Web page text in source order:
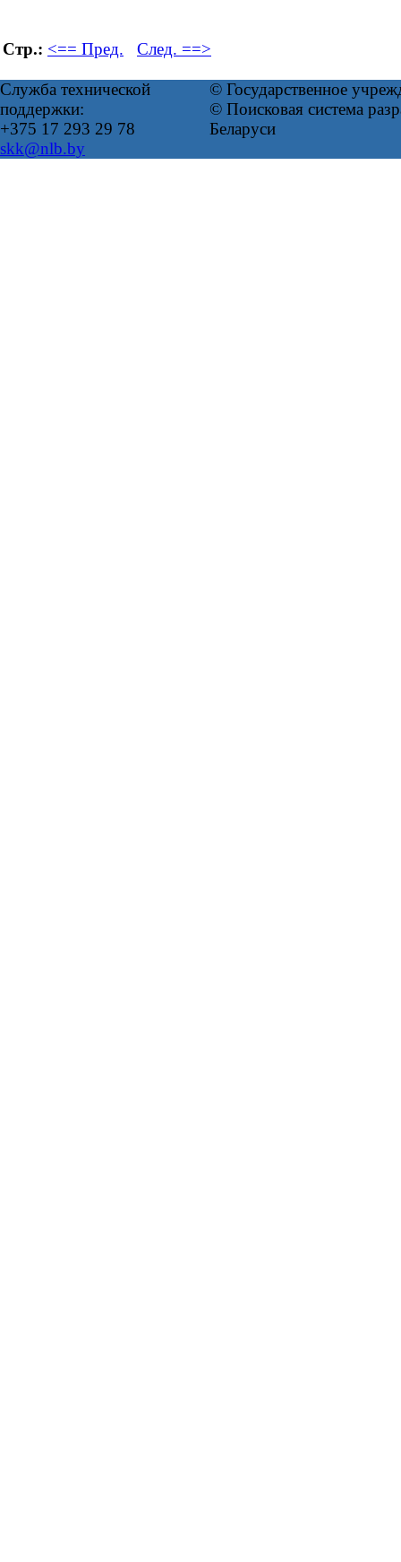
Стр.: <== Пред. След. ==>
Служба технической
поддержки:
+375 17 293 29 78
skk@nlb.by
© Государственное
© Поисковая система
Беларуси